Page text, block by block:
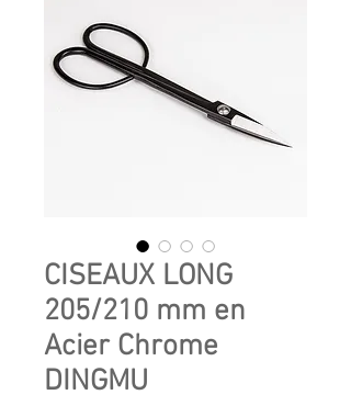
CISEAUX LONG
205/210 mm en
Acier Chrome
DINGMU